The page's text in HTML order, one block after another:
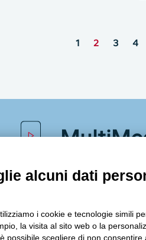
1 2 3 4
alcuni dati
i cookie e tecnologie simili
la visita al sito web o la
possibile scegliere di non consentire